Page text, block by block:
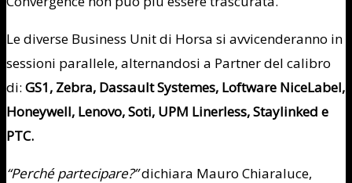
Le diverse Business Unit di Horsa si avvicenderanno in
sessioni parallele, alternandosi a Partner del calibro
di: GS1, Zebra, Dassault Systemes, Loftware NiceLabel,
Honeywell, Lenovo, Soti, UPM Linerless, Staylinked e
PTC.
“Perché partecipare?”dichiara Mauro Chiaraluce,